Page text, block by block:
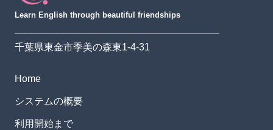
Learn English through beautiful friendships
千葉県東金市季美の森東1-4-31
Home
システムの概要
利用開始まで